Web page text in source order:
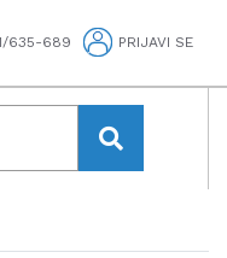
635-689 PRIJAVI SE